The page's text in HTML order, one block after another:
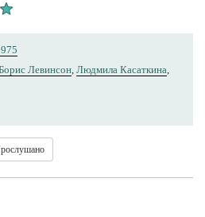
Левинсон Людмила Касаткина